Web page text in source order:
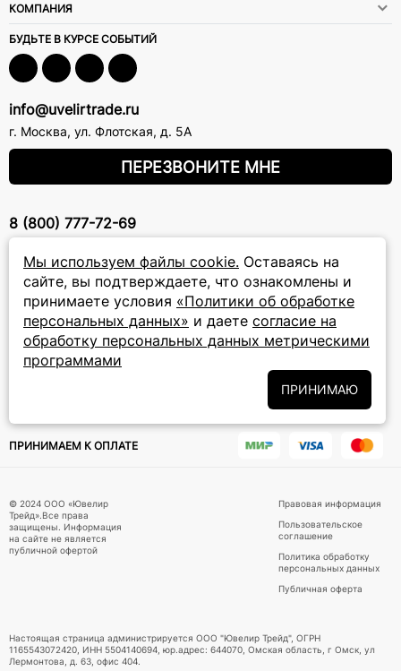
Мы используем файлы cookie. Оставаясь на
сайте, вы подтверждаете, что ознакомлены и
принимаете условия «Политики об обработке
персональных данных» и даете согласие на
обработку персональных данных метрическими
программами
ПРИНИМАЮ
КОМПАНИЯ
БУДЬТЕ В КУРСЕ СОБЫТИЙ
info@uvelirtrade.ru
г. Москва, ул. Флотская, д. 5А
ПЕРЕЗВОНИТЕ МНЕ
8 (800) 777-72-69
прием звонков: круглосуточно
ПОДПИСКА НА РАССЫЛКУ
Подписаться на новости
Подписываясь на рассылку, вы соглашаетесь с условиями
ПРИНИМАЕМ К ОПЛАТЕ
© 2024 ООО «Ювелир
Трейд».Все права
защищены. Информация
на сайте не является
публичной офертой
Правовая информация
Пользовательское
соглашение
Политика обработку
персональных данных
Публичная оферта
Настоящая страница администрируется ООО "Ювелир Трейд", ОГРН
1165543072420, ИНН 5504140694, юр.адрес: 644070, Омская область, г Омск, ул
Лермонтова, д. 63, офис 404.